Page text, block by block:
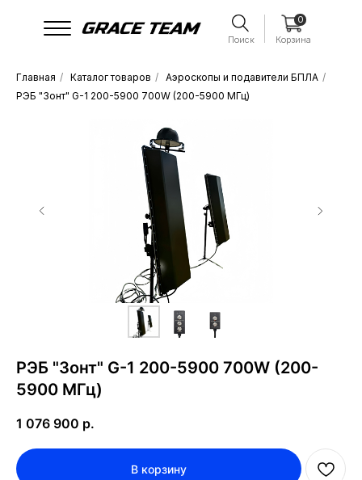
Поиск Корзина
0
Главная / Каталог товаров / Аэроскопы и подавители БПЛА /
РЭБ "Зонт" G-1 200-5900 700W (200-5900 МГц)
РЭБ "Зонт" G-1 200-5900 700W (200-
5900 МГц)
1 076 900 р.
В корзину